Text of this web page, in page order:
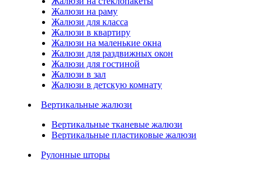
Жалюзи на раму
Жалюзи для класса
Жалюзи в квартиру
Жалюзи на маленькие окна
Жалюзи для раздвижных окон
Жалюзи для гостиной
Жалюзи в зал
Жалюзи в детскую комнату
Вертикальные жалюзи
Вертикальные тканевые жалюзи
Вертикальные пластиковые жалюзи
Рулонные шторы